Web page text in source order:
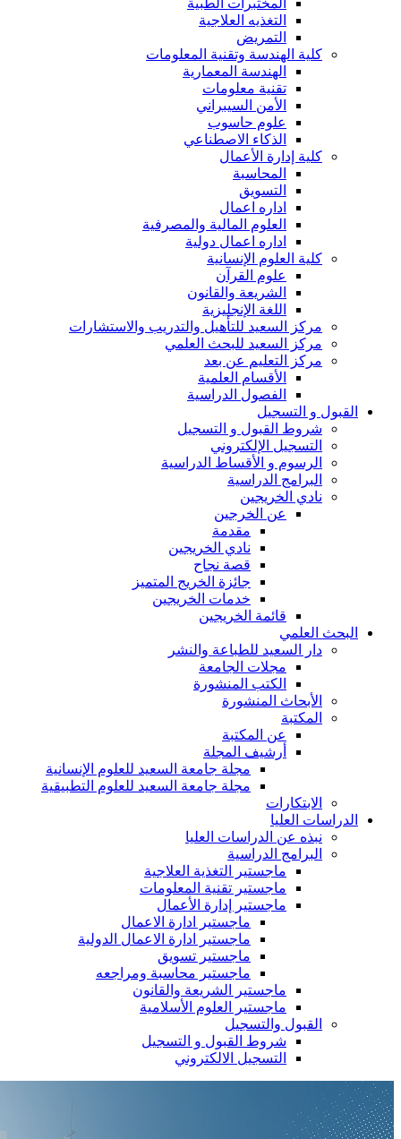
المختبرات الطبية
التغذيه العلاجية
التمريض
كلية الهندسة وتقنية المعلومات
الهندسة المعمارية
تقنية معلومات
الأمن السيبراني
علوم حاسوب
الذكاء الاصطناعي
كلية إدارة الأعمال
المحاسبة
التسويق
اداره اعمال
العلوم المالية والمصرفية
اداره اعمال دولية
كلية العلوم الإنسانية
علوم القرآن
الشريعة والقانون
اللغة الإنجليزية
مركز السعيد للتأهيل والتدريب والاستشارات
مركز السعيد للبحث العلمي
مركز التعليم عن بعد
الأقسام العلمية
الفصول الدراسية
القبول و التسجيل
شروط القبول و التسجيل
التسجيل الإلكتروني
الرسوم و الأقساط الدراسية
البرامج الدراسية
نادي الخريجين
عن الخرجين
مقدمة
نادي الخريجين
قصة نجاح
جائزة الخريج المتميز
خدمات الخريجين
قائمة الخريجين
البحث العلمي
دار السعيد للطباعة والنشر
مجلات الجامعة
الكتب المنشورة
الأبحاث المنشورة
المكتبة
عن المكتبة
أرشيف المجلة
مجلة جامعة السعيد للعلوم الإنسانية
مجلة جامعة السعيد للعلوم التطبيقية
الابتكارات
الدراسات العليا
نبذه عن الدراسات العليا
البرامج الدراسية
ماجستير التغذية العلاجية
ماجستير تقنية المعلومات
ماجستير إدارة الأعمال
ماجستير ادارة الاعمال
ماجستير ادارة الاعمال الدولية
ماجستير تسويق
ماجستير محاسبة ومراجعه
ماجستير الشريعة والقانون
ماجستير العلوم الأسلامية
القبول والتسجيل
شروط القبول و التسجيل
التسجيل الالكتروني